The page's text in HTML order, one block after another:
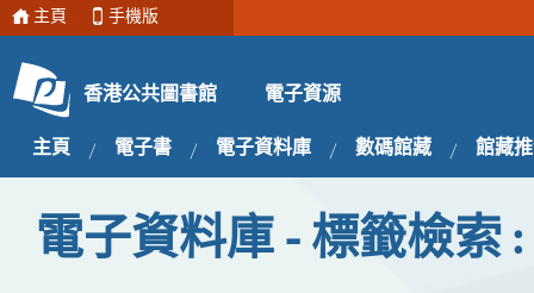
主頁 手機版
香港公共圖書館 電子資源
主頁 電子書 電子資料庫 數碼館藏 館藏
電子資料庫 - 標籤檢索 :